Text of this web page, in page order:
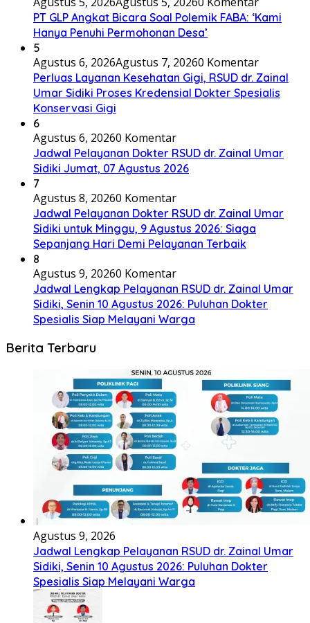
PT GLP Angkat Bicara Soal Polemik FABA: ‘Kami
Hanya Penuhi Permohonan Desa’
5
Agustus 6, 2026Agustus 7, 20260 Komentar
Perluas Layanan Kesehatan Gigi, RSUD dr. Zainal
Umar Sidiki Proses Kredensial Dokter Spesialis
Konservasi Gigi
6
Agustus 6, 20260 Komentar
Jadwal Pelayanan Dokter RSUD dr. Zainal Umar
Sidiki Jumat, 07 Agustus 2026
7
Agustus 8, 20260 Komentar
Jadwal Pelayanan Dokter RSUD dr. Zainal Umar
Sidiki untuk Minggu, 9 Agustus 2026: Siaga
Sepanjang Hari Demi Pelayanan Terbaik
8
Agustus 9, 20260 Komentar
Jadwal Lengkap Pelayanan RSUD dr. Zainal Umar
Sidiki, Senin 10 Agustus 2026: Puluhan Dokter
Spesialis Siap Melayani Warga
Berita Terbaru
Agustus 9, 2026
Jadwal Lengkap Pelayanan RSUD dr. Zainal Umar
Sidiki, Senin 10 Agustus 2026: Puluhan Dokter
Spesialis Siap Melayani Warga